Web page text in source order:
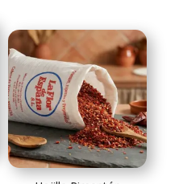
precios:
desde
5.64 €
hasta
50.88 €